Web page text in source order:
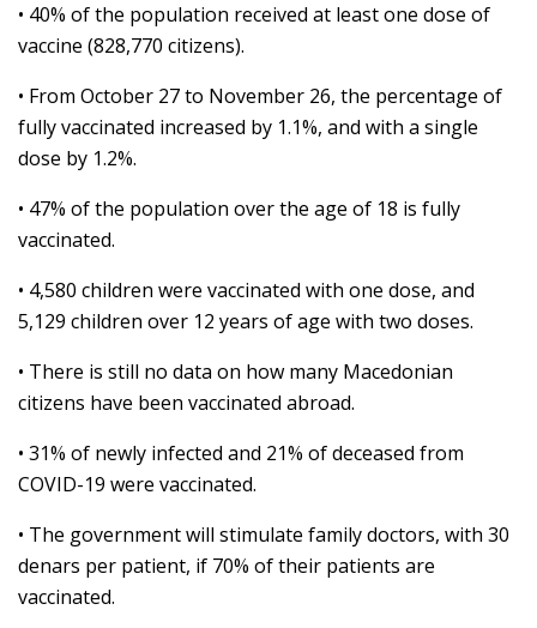
• 40% of the population received at least one dose of
vaccine (828,770 citizens).
• From October 27 to November 26, the percentage of
fully vaccinated increased by 1.1%, and with a single
dose by 1.2%.
• 47% of the population over the age of 18 is fully
vaccinated.
• 4,580 children were vaccinated with one dose, and
5,129 children over 12 years of age with two doses.
• There is still no data on how many Macedonian
citizens have been vaccinated abroad.
• 31% of newly infected and 21% of deceased from
COVID-19 were vaccinated.
• The government will stimulate family doctors, with 30
denars per patient, if 70% of their patients are
vaccinated.